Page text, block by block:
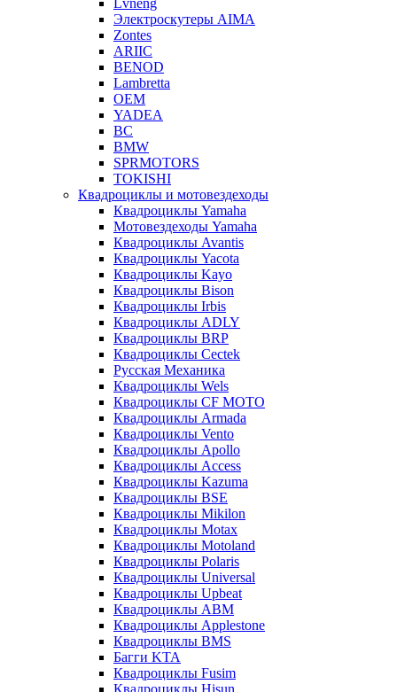
Lvneng
Электроскутеры AIMA
Zontes
ARIIC
BENOD
Lambretta
OEM
YADEA
BC
BMW
SPRMOTORS
TOKISHI
Квадроциклы и мотовездеходы
Квадроциклы Yamaha
Мотовездеходы Yamaha
Квадроциклы Avantis
Квадроциклы Yacota
Квадроциклы Kayo
Квадроциклы Bison
Квадроциклы Irbis
Квадроциклы ADLY
Квадроциклы BRP
Квадроциклы Cectek
Русская Механика
Квадроциклы Wels
Квадроциклы CF MOTO
Квадроциклы Armada
Квадроциклы Vento
Квадроциклы Apollo
Квадроциклы Access
Квадроциклы Kazuma
Квадроциклы BSE
Квадроциклы Mikilon
Квадроциклы Motax
Квадроциклы Motoland
Квадроциклы Polaris
Квадроциклы Universal
Квадроциклы Upbeat
Квадроциклы ABM
Квадроциклы Applestone
Квадроциклы BMS
Багги KTA
Квадроциклы Fusim
Квадроциклы Hisun